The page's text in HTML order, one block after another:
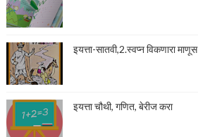
इयत्ता-सातवी,2.स्वप्न विकणारा माणूस
इयत्ता चौथी, गणित, बेरीज करा